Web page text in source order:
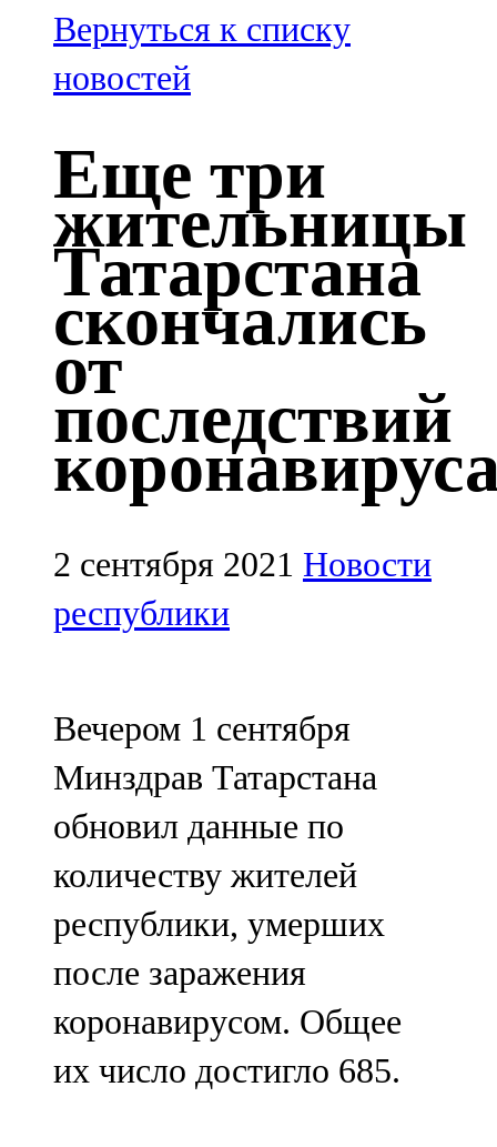
100,3 FM
Зәй
106,6 FM
Кадыбаш
105,2 FM
Казан
91,5 FM
Кайбыч
106,1 FM
Кама тамагы
71,51 FM
Кукмара
107,9 FM
Лениногорский
Мамадыш
106,2 FM
Минзәлә
107,3 FM
Мөслим
100,0 FM
Нурлат
104,7 FM
Вернуться к списку
новостей
Еще три
жительницы
Татарстана
скончались
от
последствий
2 сентября 2021 Новости
республики
Вечером 1 сентября
Минздрав Татарстана
обновил данные по
количеству жителей
республики, умерших
после заражения
коронавирусом. Общее
их число достигло 685.